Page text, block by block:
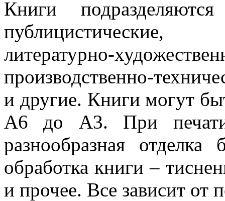
Книги
публицистические,
литературно-
производственно-
и другие. Книги могут
А6 до А3. При печати
разнообразная отделка
обработка книги –
и прочее. Все зависит от